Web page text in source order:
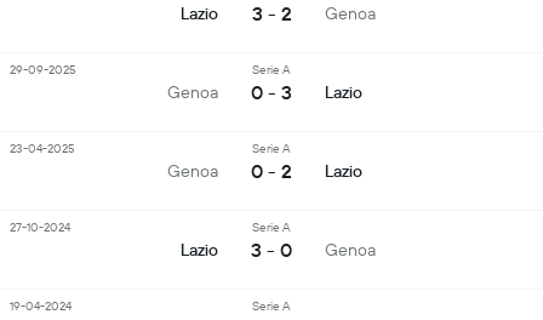
Lazio 3 - 2 Genoa
Genoa
Serie A
0 - 3 Lazio
29-09-2025
Genoa
Serie A
0 - 2 Lazio
23-04-2025
Lazio
Serie A
3 - 0 Genoa
27-10-2024
Serie A
19-04-2024